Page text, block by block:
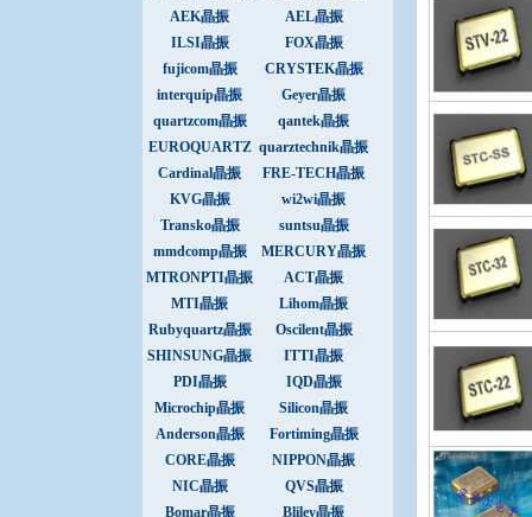
AEK晶振
AEL晶振
ILSI晶振
FOX晶振
fujicom晶振
CRYSTEK晶振
interquip晶振
Geyer晶振
quartzcom晶振
qantek晶振
EUROQUARTZ
晶振
quarztechnik晶振
Cardinal晶振
FRE-TECH晶振
KVG晶振
wi2wi晶振
Transko晶振
suntsu晶振
mmdcomp晶振
MERCURY晶振
MTRONPTI晶振
ACT晶振
MTI晶振
Lihom晶振
Rubyquartz晶振
Oscilent晶振
SHINSUNG晶振
ITTI晶振
PDI晶振
IQD晶振
Microchip晶振
Silicon晶振
Anderson晶振
Fortiming晶振
CORE晶振
NIPPON晶振
NIC晶振
QVS晶振
Bomar晶振
Bliley晶振